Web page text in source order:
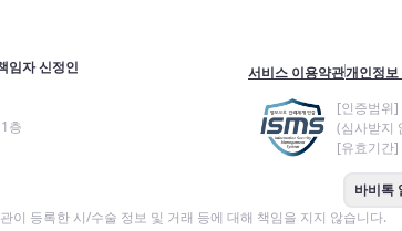
임자 신정인
층
서비스 이용약관개인정보
[인증범위]
(심사받지
[유효기간
바비톡
이 등록한 시/수술 정보 및 거래 등에 대해 책임을 지지 않습니다.